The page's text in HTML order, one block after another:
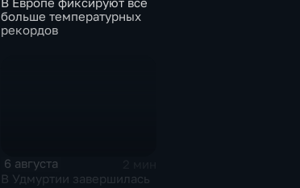
В Европе фиксируют все
больше температурных
рекордов
6 августа
В Удмуртии завершилась